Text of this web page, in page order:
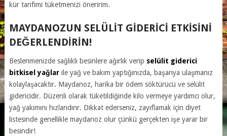
kür tarifimi tüketmenizi öneririm.
MAYDANOZUN SELÜLIT GIDERICI ETKISINI
DEĞERLENDIRIN!
Beslenmenizde sağlıklı besinlere ağırlık verip selülit giderici
bitkisel yağlarile yağ ve bakım yaptığınızda, başarıya ulaşmanız
kolaylaşacaktır. Maydanoz, harika bir ödem söktürücü ve selülit
gidericidir. Düzenli olarak tüketildiğinde kilo vermeye yardımcı olur,
yağ yakımını hızlandırır. Dikkat ederseniz, zayıflamak için diyet
listesinde genellikle maydanoz olur çünkü gerçekten işe yarar bir
besindir!